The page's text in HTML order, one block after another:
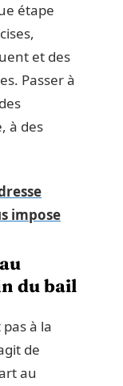
étape
et des
Passer à
à des
impose
du bail
à la
de
au